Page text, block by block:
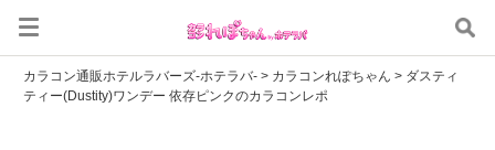
カラコン通販ホテルラバーズ-ホテラバ- > カラコンれぽちゃん > ダスティ
ティー(Dustity)ワンデー 依存ピンクのカラコンレポ